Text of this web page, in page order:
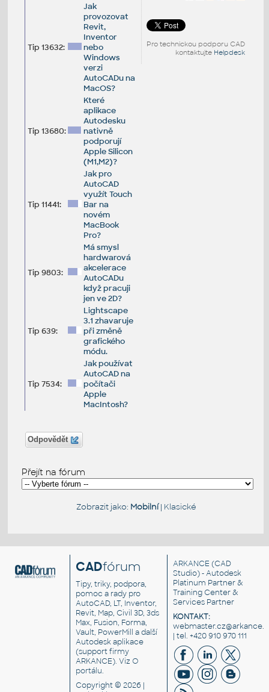
Pro technickou podporu CAD
kontaktujte Helpdesk
Tip 13632:
Jak
provozovat
Revit,
Inventor
nebo
Windows
verzi
AutoCADu na
MacOS?
Tip 13680:
Které
aplikace
Autodesku
nativně
podporují
Apple Silicon
(M1,M2)?
Tip 11441:
Jak pro
AutoCAD
využít Touch
Bar na
novém
MacBook
Pro?
Tip 9803:
Má smysl
hardwarová
akcelerace
AutoCADu
když pracuji
jen ve 2D?
Tip 639:
Lightscape
3.1 zhavaruje
při změně
grafického
módu.
Tip 7534:
Jak používat
AutoCAD na
počítači
Apple
MacIntosh?
Odpovědět
Přejít na fórum
Zobrazit jako: Mobilní| Klasické
CADfórum
Tipy, triky, podpora,
pomoc a rady pro
AutoCAD, LT, Inventor,
Revit, Map, Civil 3D, 3ds
Max, Fusion, Forma,
Vault, PowerMill a další
Autodesk aplikace
(support firmy
ARKANCE). VizO
portálu.
Copyright © 2026 |
ARKANCE (CAD
Studio) - Autodesk
Platinum Partner &
Training Center &
Services Partner
KONTAKT:
| tel. +420 910 970 111